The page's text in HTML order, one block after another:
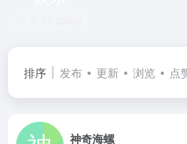
排序 发布 更新 浏览 点
神奇海螺